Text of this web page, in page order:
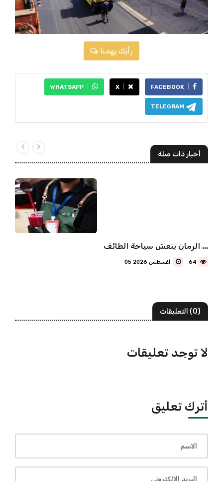
رأيك يهمنا
FACEBOOK
X
WHATSAPP
TELEGRAM
أخبار ذات صلة
الرمان ينعش سياحة الطائف ...
64
(0) التعليقات
لا توجد تعليقات
أترك تعليق